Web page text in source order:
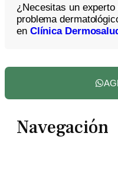
¿Necesitas un
problema
en Clínica
Navegación